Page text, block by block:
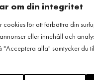
om din integritet
cookies för att förbättra din
eller innehåll och
"Acceptera alla" samtycker du